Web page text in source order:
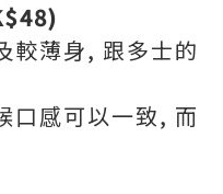
較薄身, 跟多士的
口感可以一致, 而